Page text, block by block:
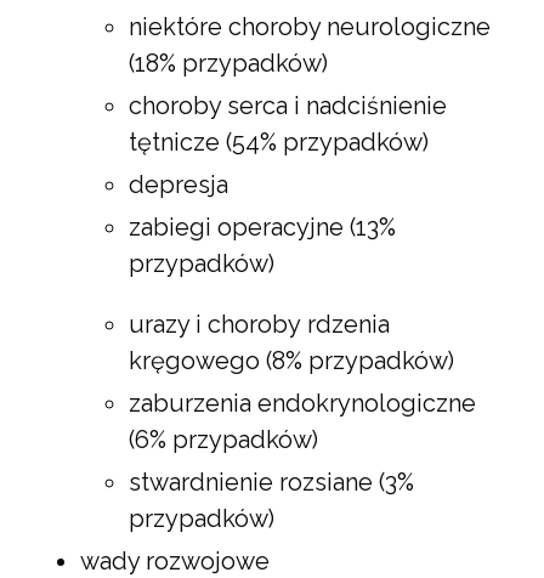
niektóre choroby neurologiczne
(18% przypadków)
choroby serca i nadciśnienie
tętnicze (54% przypadków)
depresja
zabiegi operacyjne (13%
przypadków)
urazy i choroby rdzenia
kręgowego (8% przypadków)
zaburzenia endokrynologiczne
(6% przypadków)
stwardnienie rozsiane (3%
przypadków)
wady rozwojowe